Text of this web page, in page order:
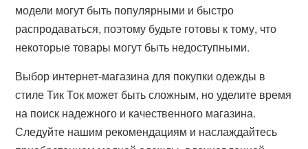
модели могут быть популярными и быстро
распродаваться, поэтому будьте готовы к тому, что
некоторые товары могут быть недоступными.
Выбор интернет-магазина для покупки одежды в
стиле Тик Ток может быть сложным, но уделите время
на поиск надежного и качественного магазина.
Следуйте нашим рекомендациям и наслаждайтесь